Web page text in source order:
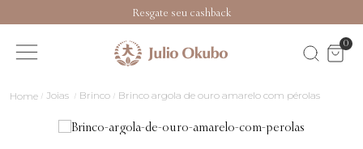
Resgate seu cashback
0
Joias Brinco Brinco argola de ouro amarelo com pérolas